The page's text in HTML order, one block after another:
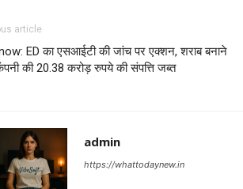
article
ED का एसआईटी की जांच पर एक्शन, शराब बनाने
की 20.38 करोड़ रुपये की संपत्ति जब्त
admin
https://whattodaynew.in